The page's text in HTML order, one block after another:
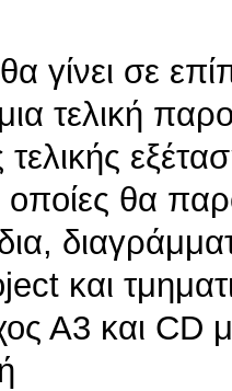
γίνει σε
τελική
οποίες θα
και
Α3 και